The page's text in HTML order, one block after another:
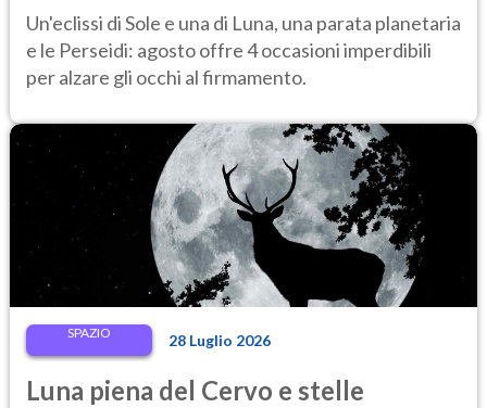
astronomici da vedere
Un'eclissi di Sole e una di Luna, una parata planetaria
e le Perseidi: agosto offre 4 occasioni imperdibili
per alzare gli occhi al firmamento.
SPAZIO 28 Luglio 2026
Luna piena del Cervo e stelle